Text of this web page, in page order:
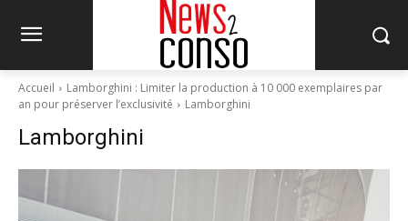
Accueil
Lamborghini : Limiter la production à 10 000 exemplaires par
an pour préserver l’exclusivité
Lamborghini
Lamborghini